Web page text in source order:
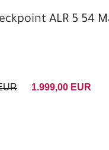
ALR 5 54
1.999,00 EUR